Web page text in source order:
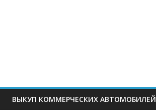
ВЫКУП КОММЕРЧЕСКИХ АВТОМОБИЛЕЙ